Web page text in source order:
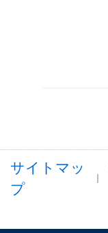
サイトマッ
プ